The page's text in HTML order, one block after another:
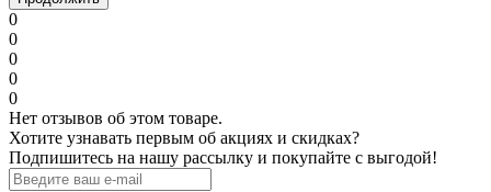
0
0
0
0
0
Нет отзывов об этом товаре.
Хотите узнавать первым об акциях и скидках?
Подпишитесь на нашу рассылку и покупайте с выгодой!